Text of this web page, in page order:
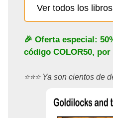
Ver todos los
🎉 Oferta especial:
código COLOR50, por
⭐️⭐️⭐️ Ya son cientos de